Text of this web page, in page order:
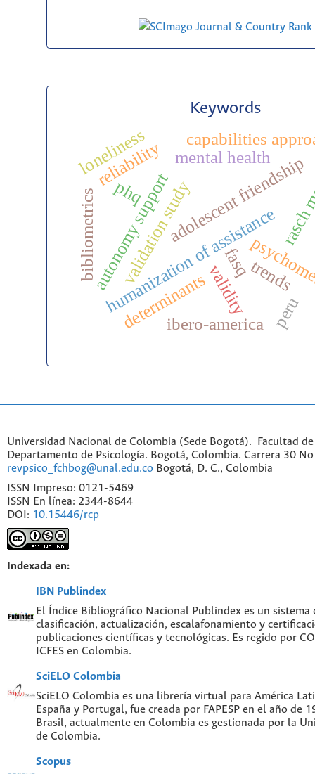
Keywords
humanization of assistance
validation studyadolescent friendship
autonomy support fasq
phq
validity
reliability mental health
determinantsibero-america
bibliometrics trends
peru
capabilities
loneliness
Universidad Nacional de Colombia (Sede Bogotá). Facultad de
Departamento de Psicología. Bogotá, Colombia. Carrera 30
revpsico_fchbog@unal.edu.co Bogotá, D. C., Colombia
ISSN Impreso: 0121-5469
ISSN En línea: 2344-8644
DOI: 10.15446/rcp
Indexada en:
IBN Publindex
El Índice Bibliográfico Nacional Publindex es un
clasificación, actualización, escalafonamiento y
publicaciones científicas y tecnológicas. Es regido por
ICFES en Colombia.
SciELO Colombia
SciELO Colombia es una librería virtual para América
España y Portugal, fue creada por FAPESP en el año de
Brasil, actualmente en Colombia es gestionada por la
de Colombia.
Scopus